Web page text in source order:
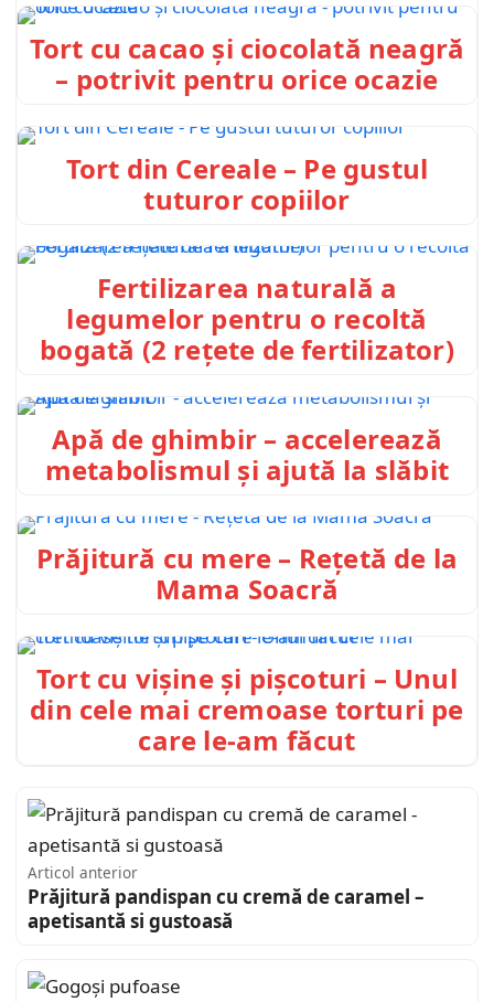
Tort cu cacao și ciocolată neagră
– potrivit pentru orice ocazie
Tort din Cereale – Pe gustul
tuturor copiilor
Fertilizarea naturală a
legumelor pentru o recoltă
bogată (2 rețete de fertilizator)
Apă de ghimbir – accelerează
metabolismul și ajută la slăbit
Prăjitură cu mere – Rețetă de la
Mama Soacră
Tort cu vișine și pișcoturi – Unul
din cele mai cremoase torturi pe
care le-am făcut
Articol anterior
Prăjitură pandispan cu cremă de caramel –
apetisantă si gustoasă